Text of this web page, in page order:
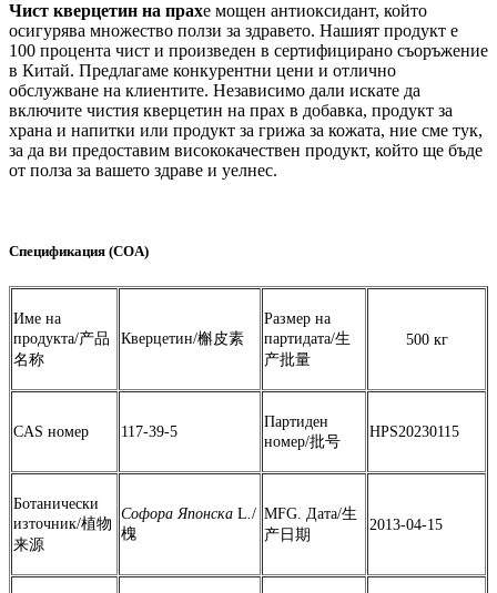
Чист кверцетин на прахе мощен антиоксидант, който
осигурява множество ползи за здравето. Нашият продукт е
100 процента чист и произведен в сертифицирано съоръжение
в Китай. Предлагаме конкурентни цени и отлично
обслужване на клиентите. Независимо дали искате да
включите чистия кверцетин на прах в добавка, продукт за
храна и напитки или продукт за грижа за кожата, ние сме тук,
за да ви предоставим висококачествен продукт, който ще бъде
от полза за вашето здраве и уелнес.
Спецификация (COA)
Име на
продукта/产品
名称
Кверцетин/槲皮素
Размер на
партидата/生
产批量
500 кг
CAS номер 117-39-5
Партиден
номер/批号
HPS20230115
Ботанически
източник/植物
来源
Софора Японска L /
槐
MFG. Дата/生
产日期
2013-04-15